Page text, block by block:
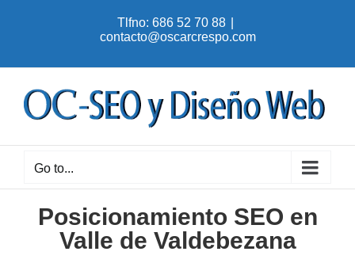
Tlfno: 686 52 70 88
contacto@oscarcrespo.com
Go to...
Posicionamiento SEO en
Valle de Valdebezana